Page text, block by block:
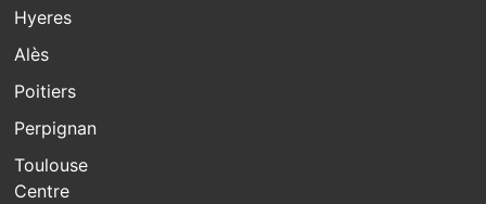
Hyeres
Alès
Poitiers
Perpignan
Toulouse
Centre